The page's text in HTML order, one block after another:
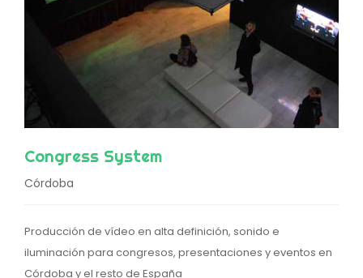
Congress System
Córdoba
Producción de vídeo en alta definición, sonido e
iluminación para congresos, presentaciones y eventos en
Córdoba y el resto de España